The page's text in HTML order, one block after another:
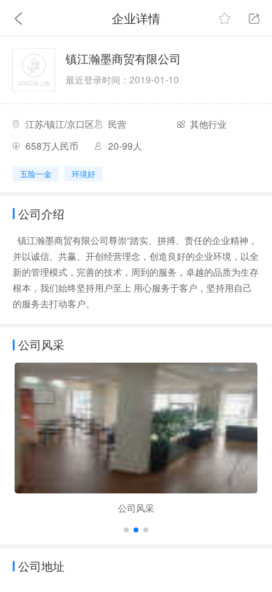
企业详情
镇江瀚墨商贸有限公司
最近登录时间：2019-01-10
江苏/镇江/京口区 民营
其他行业
658万人民币
20-99人
五险一金 环境好
公司介绍
镇江瀚墨商贸有限公司尊崇“踏实、拼搏、责任的企业精神，
并以诚信、共赢、开创经营理念，创造良好的企业环境，以全
新的管理模式，完善的技术，周到的服务，卓越的品质为生存
根本，我们始终坚持用户至上 用心服务于客户，坚持用自己
的服务去打动客户。
公司风采
公司风采
公司地址